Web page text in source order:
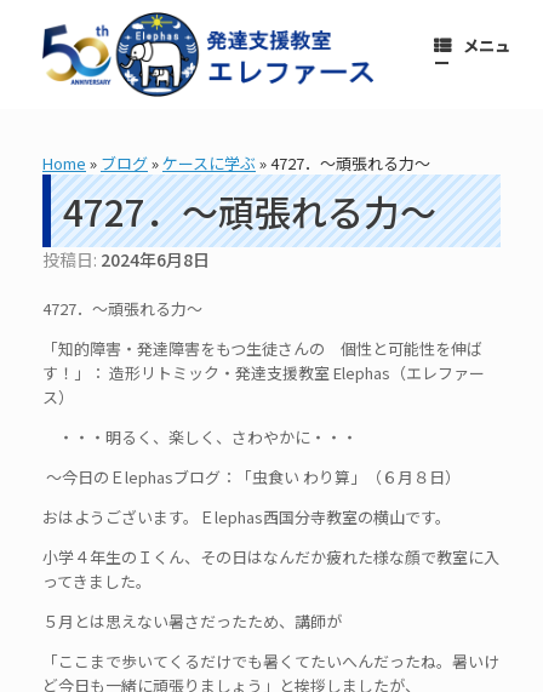
メニュ
ー
Home » ブログ»ケースに学ぶ »4727．～頑張れる力～
4727．～頑張れる力～
投稿日: 2024年6月8日
4727．～頑張れる力～
「知的障害・発達障害をもつ生徒さんの 個性と可能性を伸ば
す！」： 造形リトミック・発達支援教室 Elephas（エレファー
ス）
・・・明るく、楽しく、さわやかに・・・
～今日のＥlephasブログ：「虫食い わり算」（６月８日）
おはようございます。Ｅlephas西国分寺教室の横山です。
小学４年生のＩくん、その日はなんだか疲れた様な顔で教室に入
ってきました。
５月とは思えない暑さだったため、講師が
「ここまで歩いてくるだけでも暑くてたいへんだったね。暑いけ
ど今日も一緒に頑張りましょう」と挨拶しましたが、